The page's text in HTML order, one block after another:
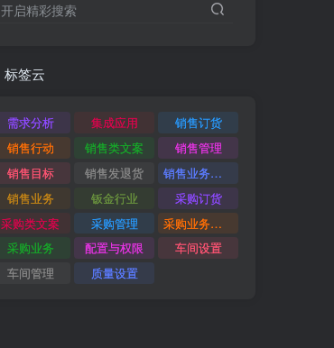
开启精彩搜索
标签云
需求分析 集成应用
销售订货
销售行动
销售类文案
销售管理
销售目标
销售发退货
销售业务视频教学
销售业务
钣金行业
采购订货
采购类文案
采购管理
采购业务视频教学
采购业务
配置与权限
车间设置
车间管理
质量设置